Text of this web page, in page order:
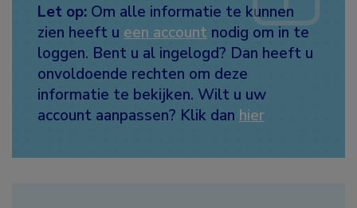
Let op: Om alle informatie te kunnen
zien heeft u een account nodig om in te
loggen. Bent u al ingelogd? Dan heeft u
onvoldoende rechten om deze
informatie te bekijken. Wilt u uw
account aanpassen? Klik dan hier